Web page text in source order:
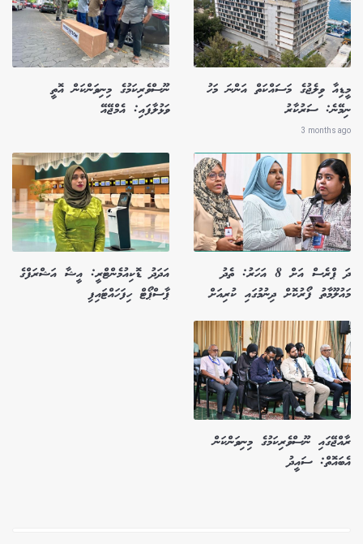
މީޑިއާ ވިލެޖުގެ މަސައްކަތް އަންނަ މަހު
ނިމޭނެ: ސަރުކާރު
3 months ago
ނޫސްވެރިކަމުގެ މިނިވަންކަން އޮތީ
ވަޅުލާފައި: އެމްޖޭއޭ
ދަ ޕްރެސް އަށް 8 އަހަރު: ތެދު
މައުލޫމާތު ފޯރުކޮށް ދިނުމުގައި ކުރިއަށް
އަދަދު ޑޮކިއުމެންޓްރީ: އީޝާ އަޝްރަފްގެ
ޕާސްޕޯޓް ހިފަހައްޓައިފި
ރާއްޖޭގައި ނޫސްވެރިކަމުގެ މިނިވަންކަން
އެބައޮތް: ސައީދު